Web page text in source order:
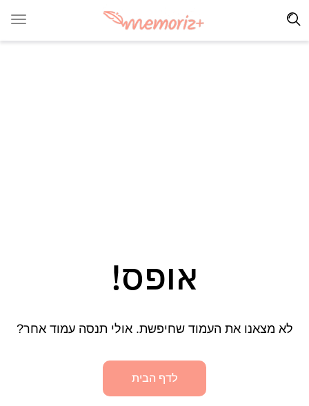
אופס!
לא מצאנו את העמוד שחיפשת. אולי תנסה עמוד אחר?
לדף הבית